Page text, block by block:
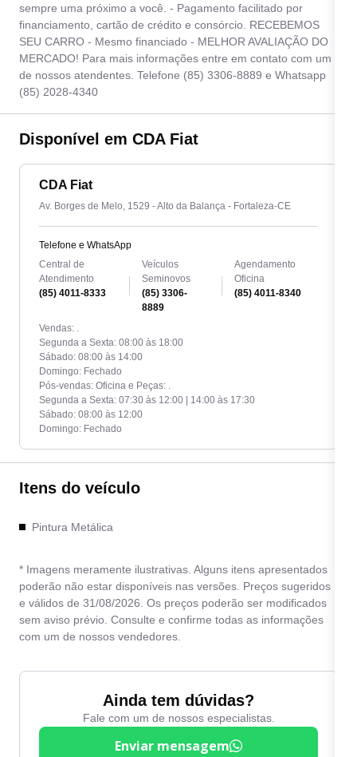
sempre uma próximo a você. - Pagamento facilitado por
financiamento, cartão de crédito e consórcio. RECEBEMOS
SEU CARRO - Mesmo financiado - MELHOR AVALIAÇÃO DO
MERCADO! Para mais informações entre em contato com um
de nossos atendentes. Telefone (85) 3306-8889 e Whatsapp
(85) 2028-4340
Disponível em CDA Fiat
CDA Fiat
Av. Borges de Melo, 1529 - Alto da Balança - Fortaleza-CE
Telefone e WhatsApp
Central de
Atendimento
(85) 4011-8333
Veículos
Seminovos
(85) 3306-
8889
Agendamento
Oficina
(85) 4011-8340
Vendas: .
Segunda a Sexta: 08:00 às 18:00
Sábado: 08:00 às 14:00
Domingo: Fechado
Pós-vendas: Oficina e Peças: .
Segunda a Sexta: 07:30 às 12:00 | 14:00 às 17:30
Sábado: 08:00 às 12:00
Domingo: Fechado
Itens do veículo
Pintura Metálica
* Imagens meramente ilustrativas. Alguns itens apresentados
poderão não estar disponíveis nas versões. Preços sugeridos
e válidos de 31/08/2026. Os preços poderão ser modificados
sem aviso prévio. Consulte e confirme todas as informações
com um de nossos vendedores.
Ainda tem dúvidas?
Fale com um de nossos especialistas.
Enviar mensagem